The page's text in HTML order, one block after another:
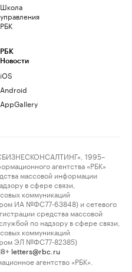
Школа
управления
РБК
РБК
Новости
iOS
Android
AppGallery
1995–
агентства «РБК»
массовой информации
в сфере связи,
коммуникаций
ИА №ФС77-63848) и сетевого
средства массовой
по надзору в сфере связи,
коммуникаций
ЭЛ №ФС77-82385)
letters@rbc.ru
агентство «РБК».